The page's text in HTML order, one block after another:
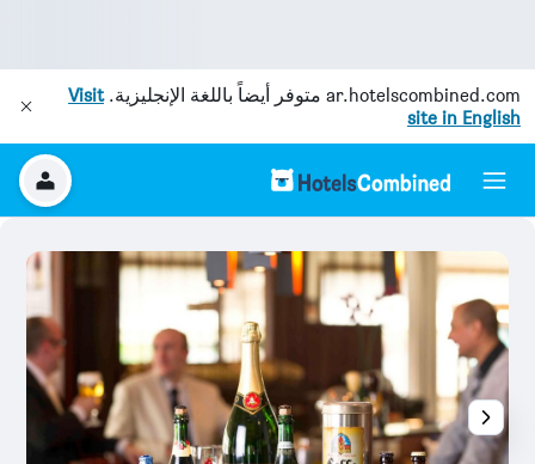
ar.hotelscombined.com متوفر أيضاً باللغة الإنجليزية.Visit
site in English